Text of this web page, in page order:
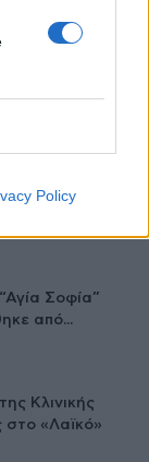
Policy
από τη
Σοφία”
από...
Κλινικής
«Λαϊκό»